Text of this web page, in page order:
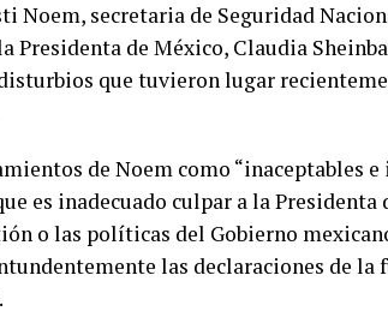
Noem, secretaria de Seguridad
de México, Claudia
que tuvieron lugar
de Noem como “inaceptables e
es inadecuado culpar a la Presidenta
o las políticas del Gobierno
las declaraciones de la